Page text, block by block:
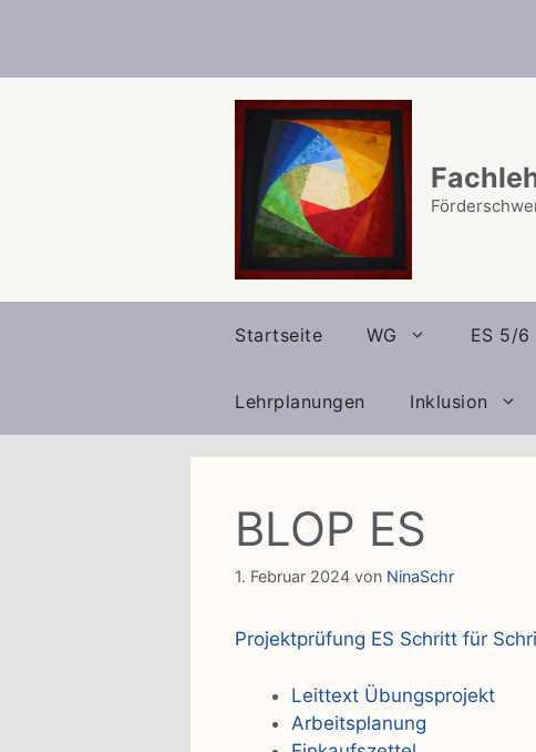
Startseite WG ES 5/6
Lehrplanungen Inklusion
BLOP ES
1. Februar 2024 von NinaSchr
Projektprüfung ES Schritt für
Leittext Übungsprojekt
Arbeitsplanung